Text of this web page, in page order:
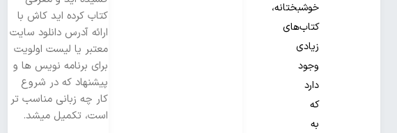
خوشبختانه،
کتاب‌های
زیادی
وجود
دارد
که
به
کتاب کرده اید کاش با
ارائه آدرس دانلود سایت
معتبر یا لیست اولویت
برای برنامه نویس ها و
پیشنهاد که در شروع
کار چه زبانی مناسب تر
است، تکمیل میشد.